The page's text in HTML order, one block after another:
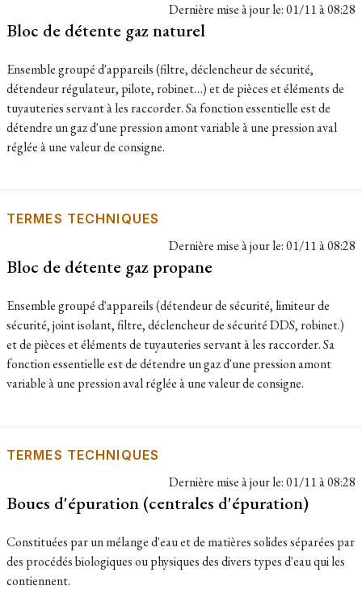
Dernière mise à jour le:01/11 à 08:28
Bloc de détente gaz naturel
Ensemble groupé d'appareils (filtre, déclencheur de sécurité,
détendeur régulateur, pilote, robinet…) et de pièces et éléments de
tuyauteries servant à les raccorder. Sa fonction essentielle est de
détendre un gaz d'une pression amont variable à une pression aval
réglée à une valeur de consigne.
TERMES TECHNIQUES
Dernière mise à jour le:01/11 à 08:28
Bloc de détente gaz propane
Ensemble groupé d'appareils (détendeur de sécurité, limiteur de
sécurité, joint isolant, filtre, déclencheur de sécurité DDS, robinet.)
et de pièces et éléments de tuyauteries servant à les raccorder. Sa
fonction essentielle est de détendre un gaz d'une pression amont
variable à une pression aval réglée à une valeur de consigne.
TERMES TECHNIQUES
Dernière mise à jour le:01/11 à 08:28
Boues d'épuration (centrales d'épuration)
Constituées par un mélange d'eau et de matières solides séparées par
des procédés biologiques ou physiques des divers types d'eau qui les
contiennent.